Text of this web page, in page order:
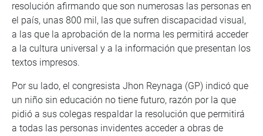
resolución afirmando que son numerosas las personas en
el país, unas 800 mil, las que sufren discapacidad visual,
a las que la aprobación de la norma les permitirá acceder
a la cultura universal y a la información que presentan los
textos impresos.
Por su lado, el congresista Jhon Reynaga (GP) indicó que
un niño sin educación no tiene futuro, razón por la que
pidió a sus colegas respaldar la resolución que permitirá
a todas las personas invidentes acceder a obras de